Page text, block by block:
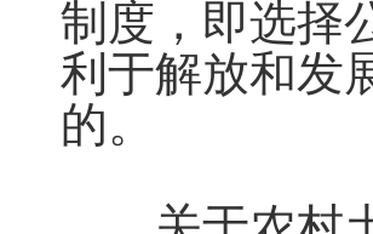
制度，即选择
利于解放和发
的。